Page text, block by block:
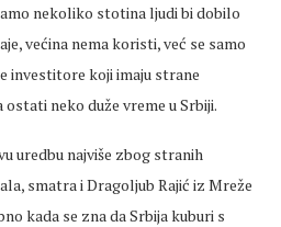
nekoliko stotina ljudi bi dobilo
većina nema koristi, već se samo
investitore koji imaju strane
neko duže vreme u Srbiji.
uredbu najviše zbog stranih
smatra i Dragoljub Rajić iz Mreže
kada se zna da Srbija kuburi s